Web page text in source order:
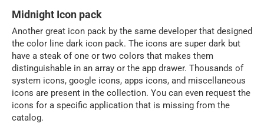
Midnight Icon pack
Another great icon pack by the same developer that designed
the color line dark icon pack. The icons are super dark but
have a steak of one or two colors that makes them
distinguishable in an array or the app drawer. Thousands of
system icons, google icons, apps icons, and miscellaneous
icons are present in the collection. You can even request the
icons for a specific application that is missing from the
catalog.